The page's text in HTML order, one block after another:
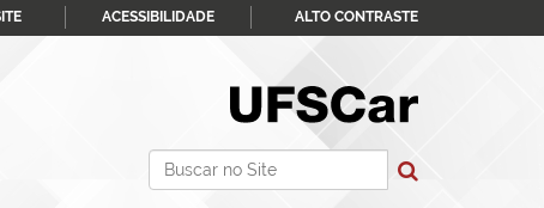
Busca
ACESSIBILIDADE ALTO CONTRASTE